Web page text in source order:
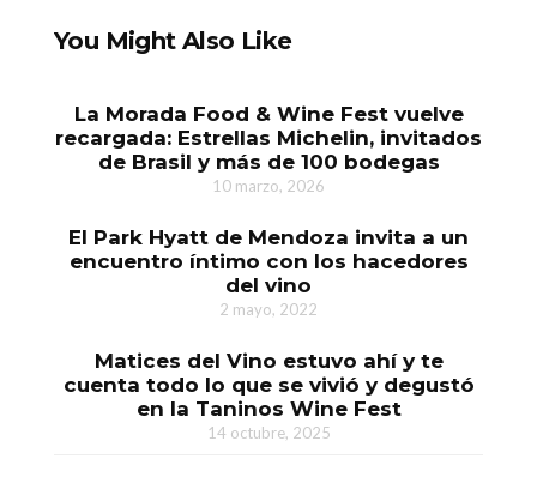
You Might Also Like
La Morada Food & Wine Fest vuelve
recargada: Estrellas Michelin, invitados
de Brasil y más de 100 bodegas
10 marzo, 2026
El Park Hyatt de Mendoza invita a un
encuentro íntimo con los hacedores
del vino
2 mayo, 2022
Matices del Vino estuvo ahí y te
cuenta todo lo que se vivió y degustó
en la Taninos Wine Fest
14 octubre, 2025